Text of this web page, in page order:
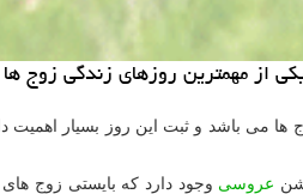
مهمترین روزهای زندگی زوج
ها می باشد و ثبت این روز بسیار
عروسی وجود دارد که بایستی زوج